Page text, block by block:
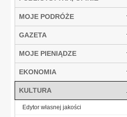
MOJE PODRÓŻE
GAZETA
MOJE PIENIĄDZE
EKONOMIA
KULTURA
Edytor własnej jakości